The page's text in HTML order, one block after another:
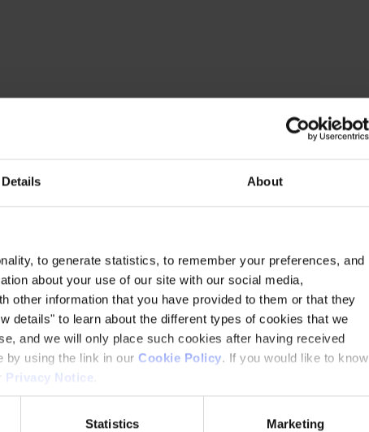
Details About
to generate statistics, to remember your preferences, and
about your use of our site with our social media,
other information that you have provided to them or that they
details" to learn about the different types of cookies that we
and we will only place such cookies after having received
by using the link in our Cookie Policy. If you would like to know
Privacy Notice
Statistics Marketing